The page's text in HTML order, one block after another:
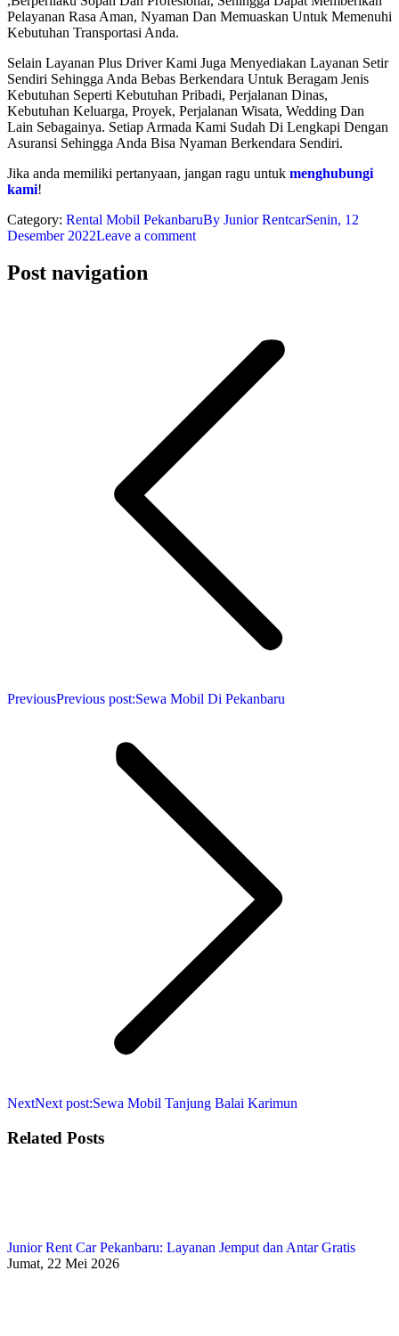
Pelayanan Rasa Aman, Nyaman Dan Memuaskan Untuk Memenuhi
Kebutuhan Transportasi Anda.
Selain Layanan Plus Driver Kami Juga Menyediakan Layanan Setir
Sendiri Sehingga Anda Bebas Berkendara Untuk Beragam Jenis
Kebutuhan Seperti Kebutuhan Pribadi, Perjalanan Dinas,
Kebutuhan Keluarga, Proyek, Perjalanan Wisata, Wedding Dan
Lain Sebagainya. Setiap Armada Kami Sudah Di Lengkapi Dengan
Asuransi Sehingga Anda Bisa Nyaman Berkendara Sendiri.
Jika anda memiliki pertanyaan, jangan ragu untuk menghubungi
kami!
Category: Rental Mobil PekanbaruBy Junior RentcarSenin, 12
Desember 2022Leave a comment
Post navigation
PreviousPrevious post:Sewa Mobil Di Pekanbaru
NextNext post:Sewa Mobil Tanjung Balai Karimun
Related Posts
Junior Rent Car Pekanbaru: Layanan Jemput dan Antar Gratis
Jumat, 22 Mei 2026